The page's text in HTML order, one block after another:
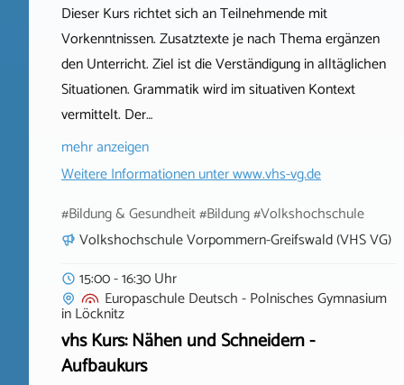
Dieser Kurs richtet sich an Teilnehmende mit
Vorkenntnissen. Zusatztexte je nach Thema ergänzen
den Unterricht. Ziel ist die Verständigung in alltäglichen
Situationen. Grammatik wird im situativen Kontext
vermittelt. Der…
mehr anzeigen
Weitere Informationen unterwww.vhs-vg.de
#Bildung & Gesundheit #Bildung #Volkshochschule
Volkshochschule Vorpommern-Greifswald (VHS VG)
15:00 - 16:30 Uhr
Europaschule Deutsch - Polnisches Gymnasium
inLöcknitz
vhs Kurs: Nähen und Schneidern -
Aufbaukurs